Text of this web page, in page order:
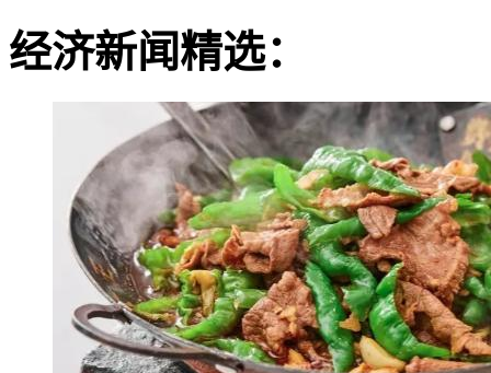
经济新闻精选：